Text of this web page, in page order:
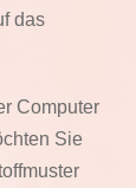
das
Computer
Sie